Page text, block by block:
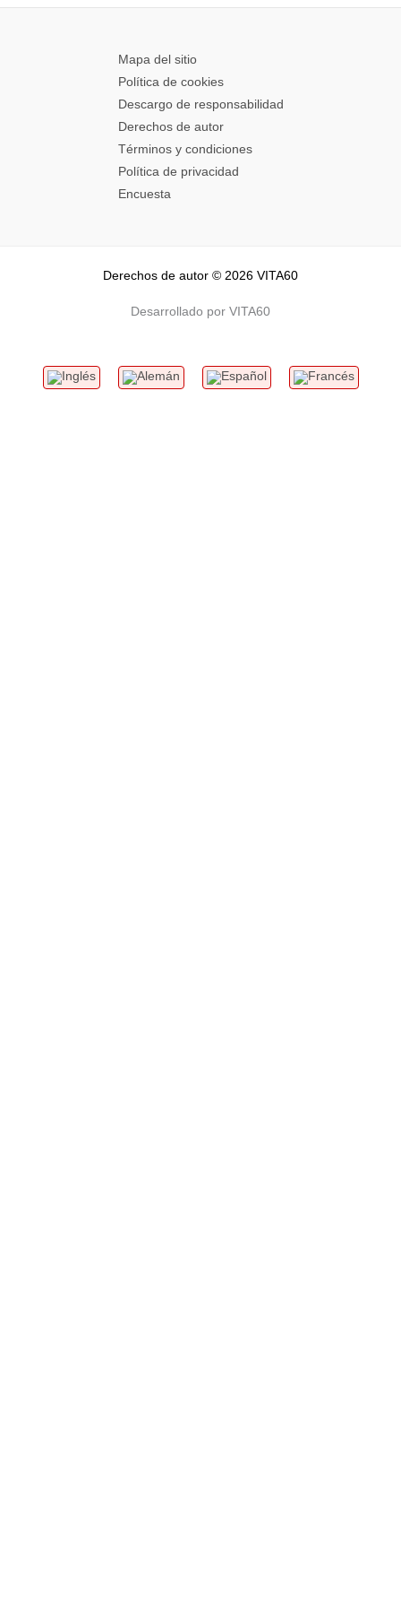
Mapa del sitio
Política de cookies
Descargo de responsabilidad
Derechos de autor
Términos y condiciones
Política de privacidad
Encuesta
Derechos de autor © 2026 VITA60
Desarrollado por VITA60